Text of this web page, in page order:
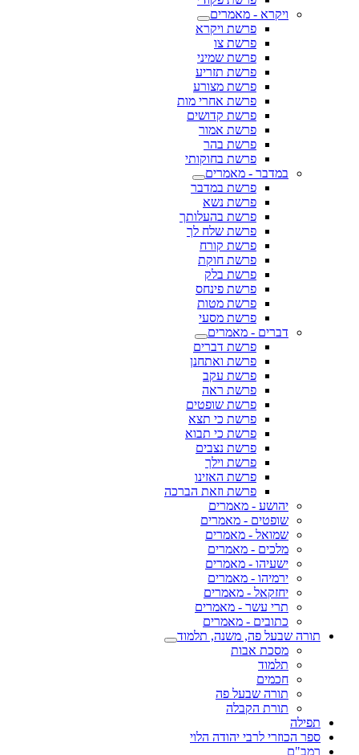
ויקרא - מאמרים
פרשת ויקרא
פרשת צו
פרשת שמיני
פרשת תזריע
פרשת מצורע
פרשת אחרי מות
פרשת קדושים
פרשת אמור
פרשת בהר
פרשת בחוקותי
במדבר - מאמרים
פרשת במדבר
פרשת נשא
פרשת בהעלותך
פרשת שלח לך
פרשת קורח
פרשת חוקת
פרשת בלק
פרשת פינחס
פרשת מטות
פרשת מסעי
דברים - מאמרים
פרשת דברים
פרשת ואתחנן
פרשת עקב
פרשת ראה
פרשת שופטים
פרשת כי תצא
פרשת כי תבוא
פרשת נצבים
פרשת וילך
פרשת האזינו
פרשת וזאת הברכה
יהושע - מאמרים
שופטים - מאמרים
שמואל - מאמרים
מלכים - מאמרים
ישעיהו - מאמרים
ירמיהו - מאמרים
יחזקאל - מאמרים
תרי עשר - מאמרים
כתובים - מאמרים
תורה שבעל פה, משנה, תלמוד
מסכת אבות
תלמוד
חכמים
תורה שבעל פה
תורת הקבלה
תפילה
ספר הכוזרי לרבי יהודה הלוי
רמב"ם